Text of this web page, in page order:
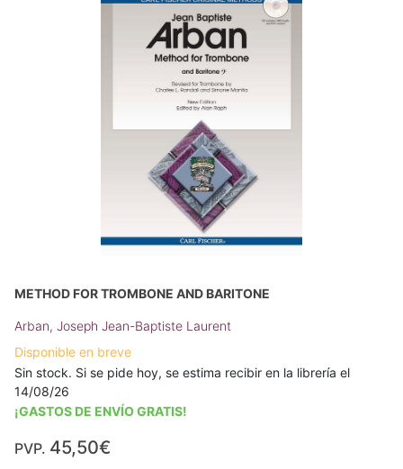
METHOD FOR TROMBONE AND BARITONE
Arban, Joseph Jean-Baptiste Laurent
Disponible en breve
Sin stock. Si se pide hoy, se estima recibir en la librería el
14/08/26
¡GASTOS DE ENVÍO GRATIS!
PVP. 45,50€